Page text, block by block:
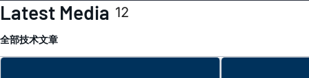
Latest Media 12
全部技术文章